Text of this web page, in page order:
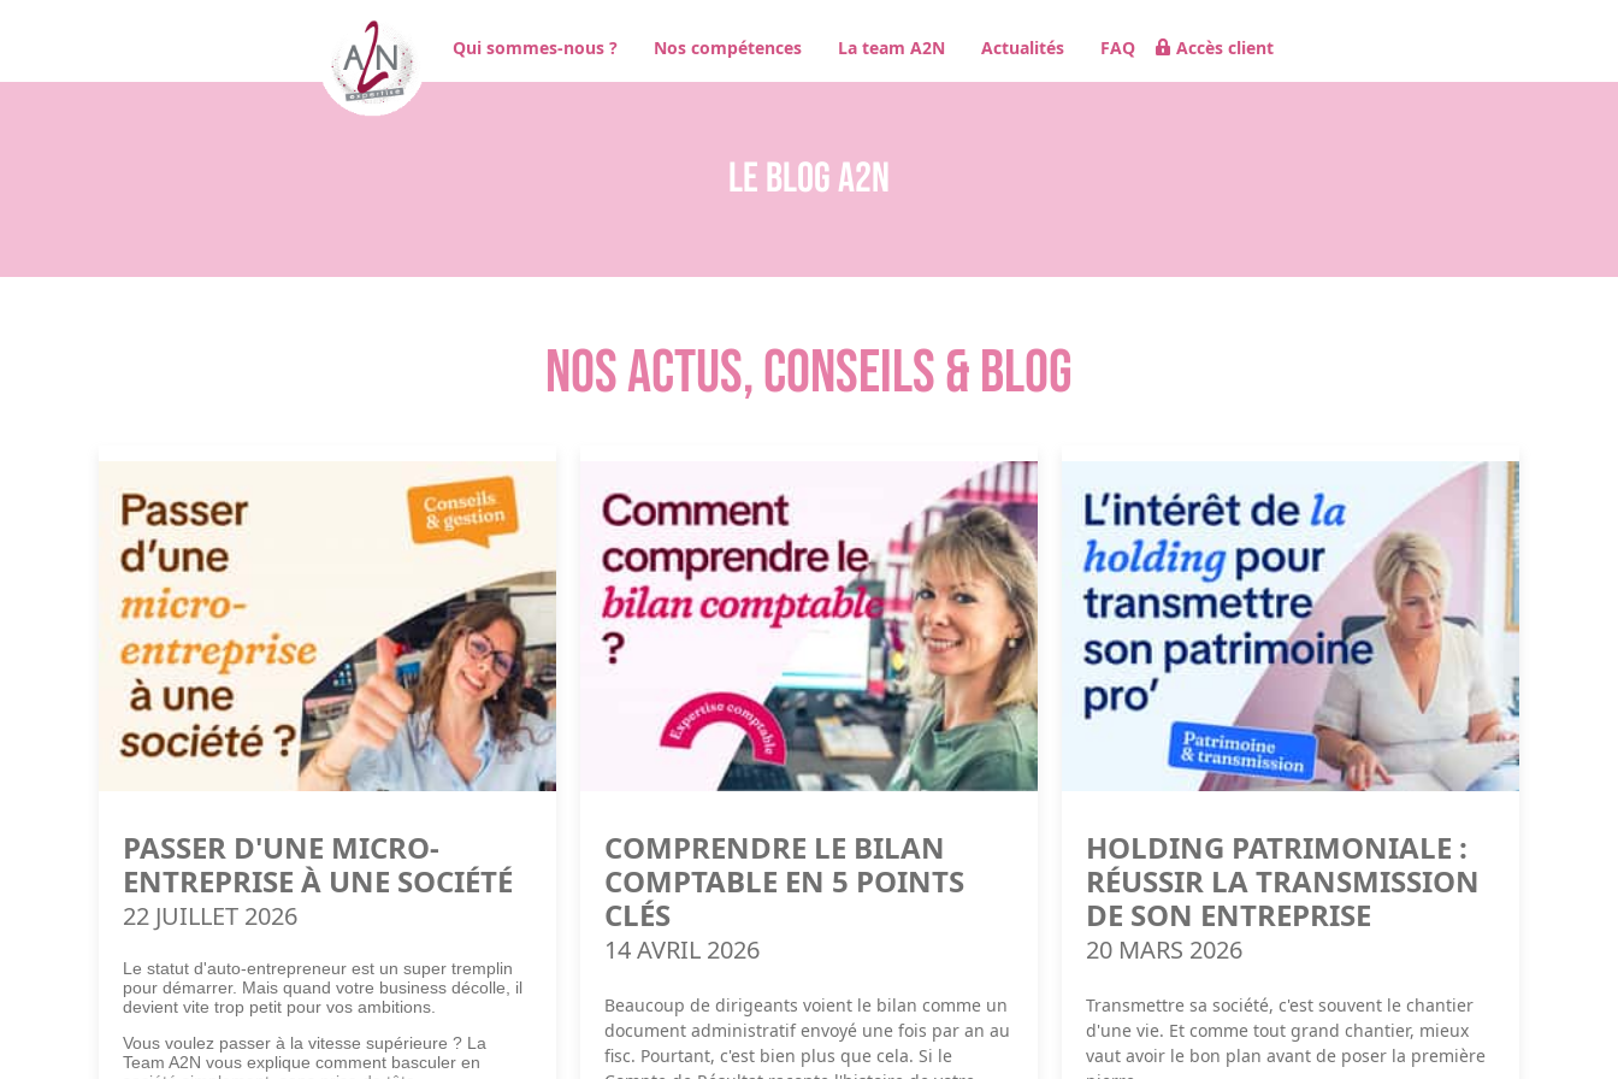
Qui sommes-nous ? Nos compétences La team A2N Actualités FAQ Accès client
Le BLOG A2N
NOS ACTUS, CONSEILS & BLOG
PASSER D'UNE MICRO-
ENTREPRISE À UNE SOCIÉTÉ
22 JUILLET 2026
Le statut d'auto-entrepreneur est un super tremplin
pour démarrer. Mais quand votre business décolle, il
devient vite trop petit pour vos ambitions.
Vous voulez passer à la vitesse supérieure ? La
Team A2N vous explique comment basculer en
COMPRENDRE LE BILAN
COMPTABLE EN 5 POINTS
CLÉS
14 AVRIL 2026
Beaucoup de dirigeants voient le bilan comme un
document administratif envoyé une fois par an au
fisc. Pourtant, c'est bien plus que cela. Si le
HOLDING PATRIMONIALE :
RÉUSSIR LA TRANSMISSION
DE SON ENTREPRISE
20 MARS 2026
Transmettre sa société, c'est souvent le chantier
d'une vie. Et comme tout grand chantier, mieux
vaut avoir le bon plan avant de poser la première